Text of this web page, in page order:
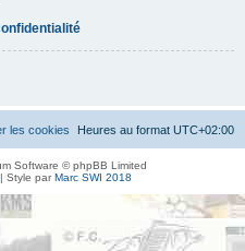
Heures au format UTC+02:00
les cookies
Software © phpBB Limited
Style parMarc SWI 2018